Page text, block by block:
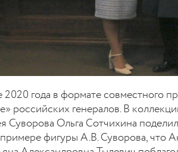
года в формате совместного
российских генералов. В
Ольга Сотчихина
фигуры А.В. Суворова, что